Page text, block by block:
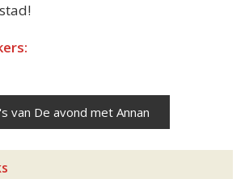
van De avond met Annan